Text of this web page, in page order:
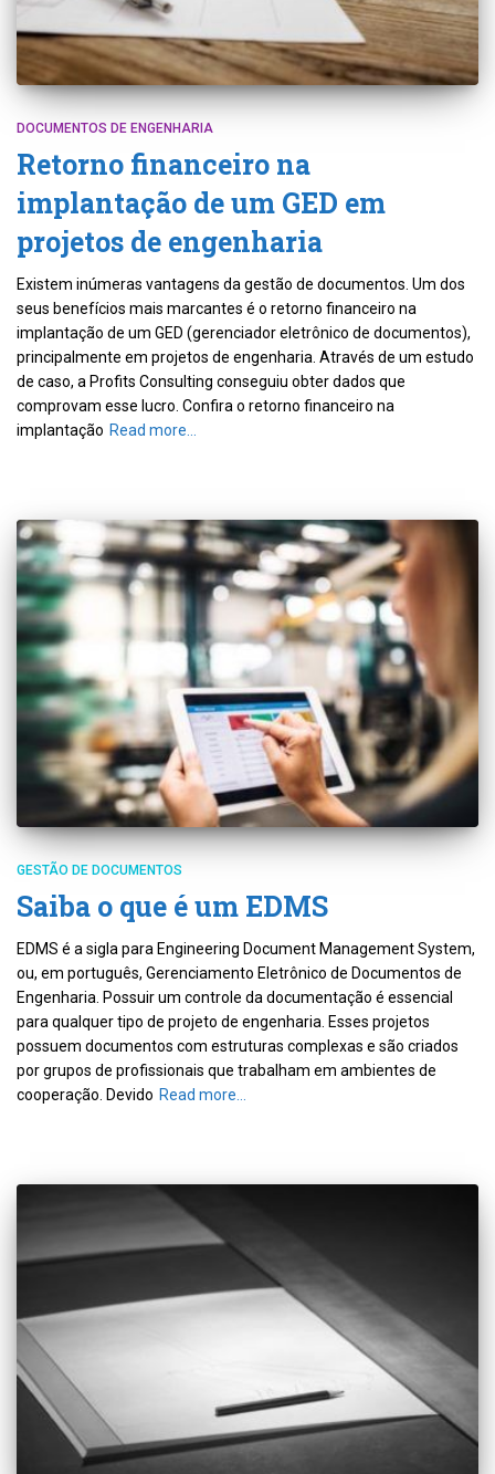
DOCUMENTOS DE ENGENHARIA
Retorno financeiro na
implantação de um GED em
projetos de engenharia
Existem inúmeras vantagens da gestão de documentos. Um dos
seus benefícios mais marcantes é o retorno financeiro na
implantação de um GED (gerenciador eletrônico de documentos),
principalmente em projetos de engenharia. Através de um estudo
de caso, a Profits Consulting conseguiu obter dados que
comprovam esse lucro. Confira o retorno financeiro na
implantação Read more…
GESTÃO DE DOCUMENTOS
Saiba o que é um EDMS
EDMS é a sigla para Engineering Document Management System,
ou, em português, Gerenciamento Eletrônico de Documentos de
Engenharia. Possuir um controle da documentação é essencial
para qualquer tipo de projeto de engenharia. Esses projetos
possuem documentos com estruturas complexas e são criados
por grupos de profissionais que trabalham em ambientes de
cooperação. Devido Read more…